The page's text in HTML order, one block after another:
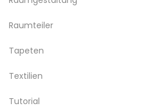
Raumteiler
Tapeten
Textilien
Tutorial